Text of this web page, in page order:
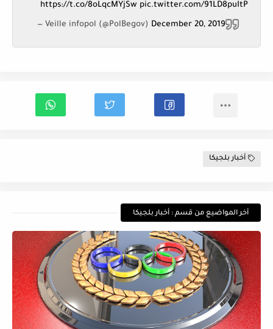
https://t.co/8oLqcMYjSw pic.twitter.com/91LD8puItP
— Veille infopol (@PolBegov) December 20, 2019
أخبار بلجيكا
أخر المواضيع من قسم : أخبار بلجيكا